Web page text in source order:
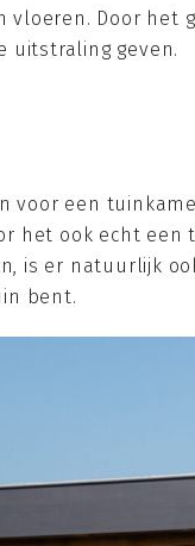
Door
uitstraling geven.
voor een
het ook echt
is er natuurlijk
bent.